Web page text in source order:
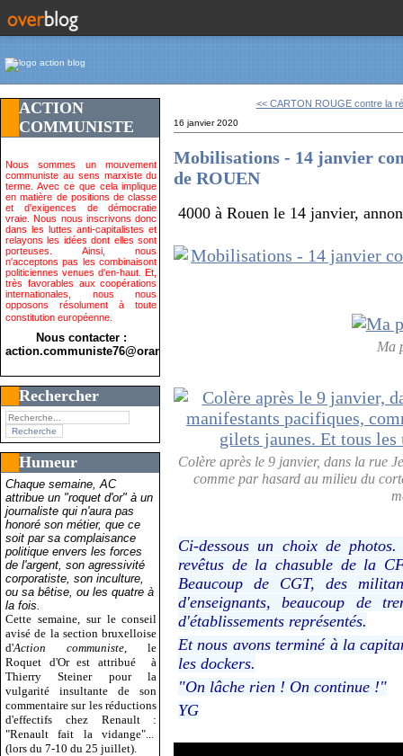
ACTION
COMMUNISTE
Nous sommes un mouvement
communiste au sens marxiste du
terme. Avec ce que cela implique
en matière de positions de classe
et d'exigences de démocratie
vraie. Nous nous inscrivons donc
dans les luttes anti-capitalistes et
relayons les idées dont elles sont
porteuses. Ainsi, nous
n'acceptons pas les combinaisont
politiciennes venues d'en-haut. Et,
très favorables aux coopérations
internationales, nous nous
opposons résolument à toute
constitution européenne.
Nous contacter :
action.communiste76@orange.fr>
Rechercher
Humeur
Chaque semaine, AC
attribue un "roquet d'or" à un
journaliste qui n'aura pas
honoré son métier, que ce
soit par sa complaisance
politique envers les forces
de l'argent, son agressivité
corporatiste, son inculture,
ou sa bêtise, ou les quatre à
la fois.
Cette semaine, sur le conseil
avisé de la section bruxelloise
d'Action communiste , le
Roquet d'Or est attribué
à
Thierry Steiner pour la
vulgarité insultante de son
commentaire sur les réductions
d'effectifs chez Renault :
"Renault fait la vidange"...
(lors du 7-10 du 25 juillet).
<< CARTON ROUGE contre la
16 janvier 2020
Mobilisations - 14 janvier
de ROUEN
4000 à Rouen le 14 janvier,
Ma
Colère après le 9 janvier, dans la rue
comme par hasard au milieu du
Ci-dessous un choix de
revêtus de la chasuble de la
Beaucoup de CGT, des
d'enseignants, beaucoup de
d'établissements représentés.
Et nous avons terminé à la
les dockers.
"On lâche rien ! On continue !"
YG